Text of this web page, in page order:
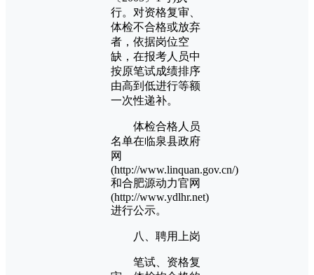
行。对资格复审、
体检不合格或放弃
者，依据岗位空
缺，在报考人员中
按原笔试成绩排序
由高到低进行等额
一次性递补。
体检合格人员
名单在临泉县政府
网
(http://www.linquan.gov.cn/)
和合肥源动力官网
(http://www.ydlhr.net)
进行公示。
八、聘用上岗
笔试、资格复